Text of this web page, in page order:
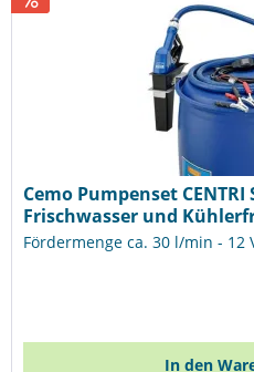
Cemo Pumpenset
Frischwasser und
Fördermenge ca. 30 l/min - 12
In den